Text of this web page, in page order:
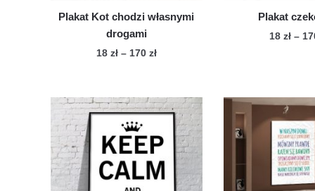
Plakat Kot chodzi własnymi
drogami
18 zł – 170 złZakres
18 zł
do
170 zł
produkt
ma
wiele
wariantów.
Opcje
można
Plakat
18 zł –
ma